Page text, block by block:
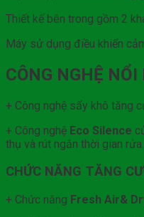
Thiết kế bên trong gồm 2
Máy sử dụng điều khiển
CÔNG NGHỆ NỔI
+ Công nghệ sấy khô tăng
+ Công nghệ Eco Silence
thụ và rút ngắn thời gian rửa.
CHỨC NĂNG TĂNG
+ Chức năng Fresh Air&